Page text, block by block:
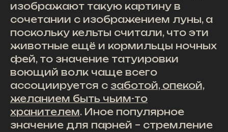
изображают такую картину в
сочетании с изображением луны, а
поскольку кельты считали, что эти
животные ещё и кормильцы ночных
фей, то значение татуировки
воющий волк чаще всего
ассоциируется с заботой, опекой,
желанием быть чьим-то
хранителем. Иное популярное
значение для парней – стремление